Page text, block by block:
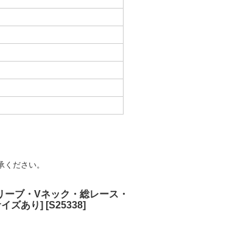
ださい。
ブ・Vネック・総レース・
ズあり] [S25338]